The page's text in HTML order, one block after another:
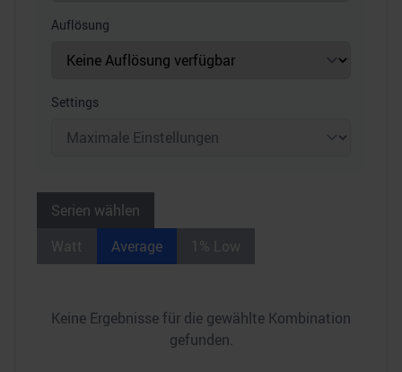
Auflösung
Settings
Serien wählen
Watt
Average 1% Low
Keine Ergebnisse für die gewählte Kombination
gefunden.